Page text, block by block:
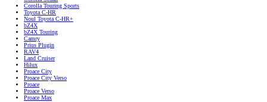
Corolla Touring Sports
Toyota C-HR
Noul Toyota C-HR+
bZ4X
bZ4X Touring
Camry
Prius Plugin
RAV4
Land Cruiser
Hilux
Proace City
Proace City Verso
Proace
Proace Verso
Proace Max